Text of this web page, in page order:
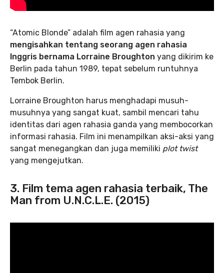
“Atomic Blonde” adalah film agen rahasia yang
mengisahkan tentang seorang agen rahasia
Inggris bernama Lorraine Broughton yang dikirim ke
Berlin pada tahun 1989, tepat sebelum runtuhnya
Tembok Berlin.
Lorraine Broughton harus menghadapi musuh-
musuhnya yang sangat kuat, sambil mencari tahu
identitas dari agen rahasia ganda yang membocorkan
informasi rahasia. Film ini menampilkan aksi-aksi yang
sangat menegangkan dan juga memiliki plot twist
yang mengejutkan.
3. Film tema agen rahasia terbaik, The
Man from U.N.C.L.E. (2015)